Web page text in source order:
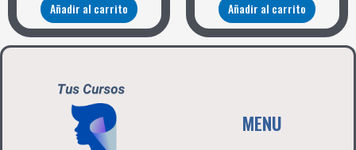
Añadir al carrito Añadir al carrito
MENU